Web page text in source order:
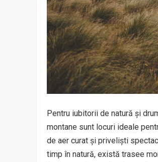
Pentru iubitorii de natură și
montane sunt locuri ideale
de aer curat și priveliști
timp în natură, există trasee